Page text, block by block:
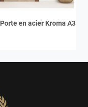
Porte en acier Kroma A3